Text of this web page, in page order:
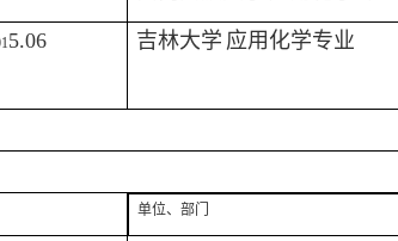
5.06 吉林大学 应用化学专业
单位、部门